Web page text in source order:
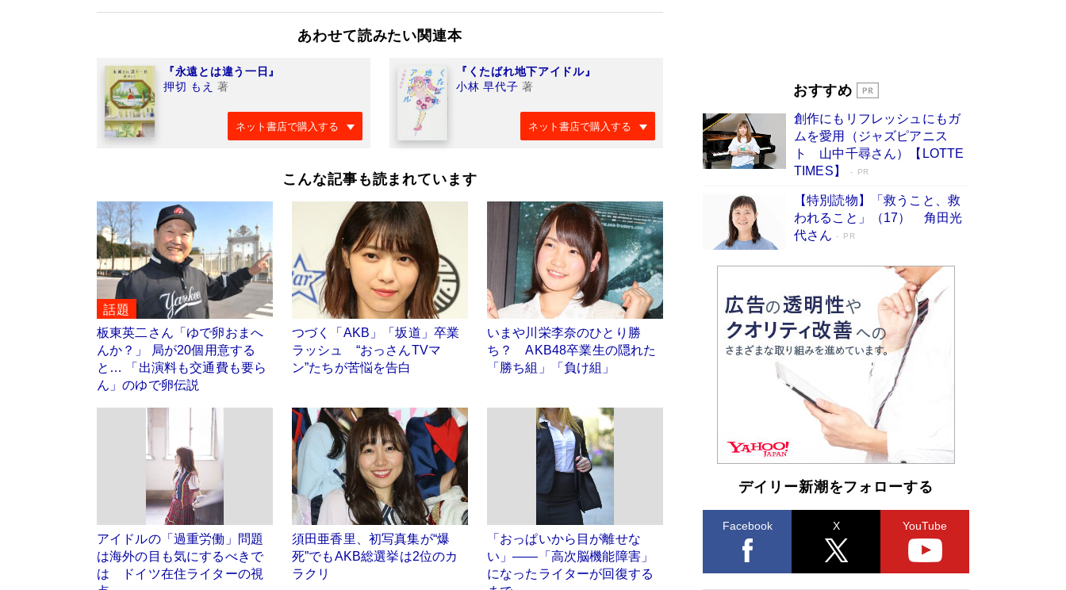
あわせて読みたい関連本
『永遠とは違う一日』
押切 もえ 著
ネット書店で購入する
『くたばれ地下アイドル』
小林 早代子 著
ネット書店で購入する
こんな記事も読まれています
話題
板東英二さん「ゆで卵おまへ
んか？」 局が20個用意する
と… 「出演料も交通費も要ら
ん」のゆで卵伝説
つづく「AKB」「坂道」卒業
ラッシュ “おっさんTVマ
ン”たちが苦悩を告白
いまや川栄李奈のひとり勝
ち？ AKB48卒業生の隠れた
「勝ち組」「負け組」
アイドルの「過重労働」問題
は海外の目も気にするべきで
は ドイツ在住ライターの視
須田亜香里、初写真集が“爆
死”でもAKB総選挙は2位のカ
ラクリ
「おっぱいから目が離せな
い」――「高次脳機能障害」
になったライターが回復する
開発への関心を押し上げた18年の物語に幕 特装
Book Bang
「不意に涙が出そうに…」高嶋政伸が明かし
た“13歳の娘を暴行する役”への葛藤 インティマ
シーコーディネーターに支えられたNHK『大奥』
Book Bang
おすすめ
創作にもリフレッシュにもガ
ムを愛用（ジャズピアニス
ト 山中千尋さん）【LOTTE
TIMES】
PR
【特別読物】「救うこと、救
われること」（17） 角田光
代さん
PR
デイリー新潮をフォローする
Facebook X YouTube